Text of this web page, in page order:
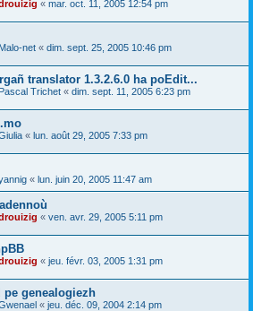
« mar. oct. 11, 2005 12:54 pm
Malo-net « dim. sept. 25, 2005 10:46 pm
translator 1.3.2.6.0 ha poEdit...
Pascal Trichet « dim. sept. 11, 2005 6:23 pm
« lun. août 29, 2005 7:33 pm
« lun. juin 20, 2005 11:47 am
« ven. avr. 29, 2005 5:11 pm
« jeu. févr. 03, 2005 1:31 pm
pe genealogiezh
« jeu. déc. 09, 2004 2:14 pm